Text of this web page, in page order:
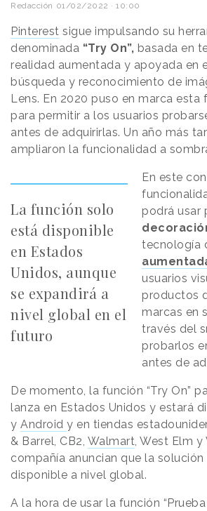
Redacción 01/02/2022 · 10:00
Pinterest sigue impulsando su
denominada “Try On”, basada en
realidad aumentada y apoyada en
búsqueda y reconocimiento de
Lens. En 2020 puso en marca esta
para permitir a los usuarios
antes de adquirirlas. Un año más
ampliaron la funcionalidad a
La función solo
está disponible
en Estados
Unidos, aunque
se expandirá a
nivel global en el
futuro
En este
podrá usar
tecnología
usuarios
productos
marcas en
través del
probarlos
antes de
De momento, la función “Try On”
lanza en Estados Unidos y estará
y Android y en tiendas
& Barrel, CB2, Walmart, West Elm y
compañía anuncian que la
disponible a nivel global.
A la hora de usar la función